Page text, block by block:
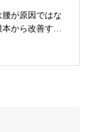
腰が原因ではな
本から改善す…